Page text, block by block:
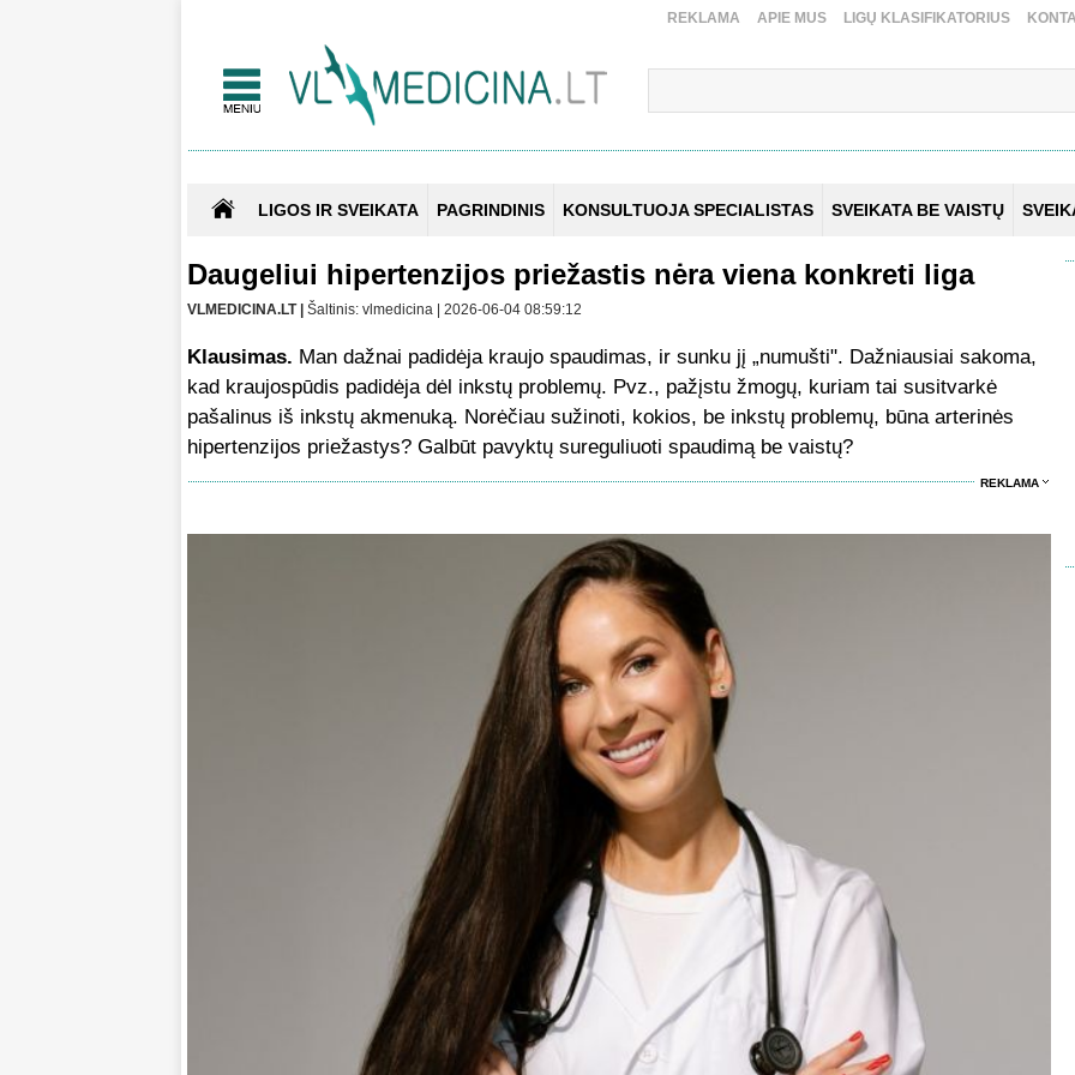
REKLAMA APIE MUS LIGŲ KLASIFIKATORIUS
LIGOS IR SVEIKATA PAGRINDINIS KONSULTUOJA SPECIALISTAS SVEIKATA BE VAISTŲ
Daugeliui hipertenzijos priežastis nėra viena konkreti liga
VLMEDICINA.LT | Šaltinis: vlmedicina | 2026-06-04 08:59:12
Klausimas. Man dažnai padidėja kraujo spaudimas, ir sunku jį „numušti". Dažniausiai sakoma,
kad kraujospūdis padidėja dėl inkstų problemų. Pvz., pažįstu žmogų, kuriam tai susitvarkė
pašalinus iš inkstų akmenuką. Norėčiau sužinoti, kokios, be inkstų problemų, būna arterinės
hipertenzijos priežastys? Galbūt pavyktų sureguliuoti spaudimą be vaistų?
REKLAMA